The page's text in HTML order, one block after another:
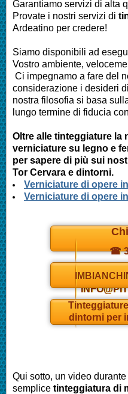
Garantiamo servizi di alta
Provate i nostri servizi di
Ardeatino per credere!
Siamo disponibili ad
Vostro ambiente,
Ci impegnamo a fare del
considerazione i desideri
nostra filosofia si basa
lungo termine di fiducia
Oltre alle tinteggiature la
verniciature su legno e
per sapere di più sui
Tor Cervara e dintorni.
Verniciature di opere
Verniciature di opere
☎
dintorni per
Qui sotto, un video
semplice tinteggiatura di